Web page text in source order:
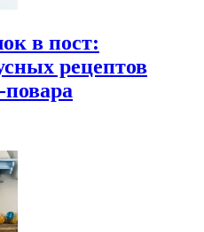
в пост:
рецептов